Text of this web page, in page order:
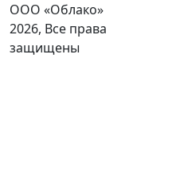
ООО «Облако»
2026, Все права
защищены